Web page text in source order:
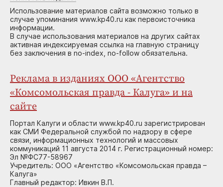
Использование материалов сайта возможно только в
случае упоминания www.kp40.ru как первоисточника
информации.
В случае использования материалов на других сайтах
активная индексируемая ссылка на главную страницу
без заключения в no-index, no-follow обязательна.
Реклама в изданиях ООО «Агентство
«Комсомольская правда - Калуга» и на
сайте
Портал Калуги и области www.kp40.ru зарегистрирован
как СМИ Федеральной службой по надзору в сфере
связи, информационных технологий и массовых
коммуникаций 11 августа 2014 г. Регистрационный номер:
Эл №ФС77-58967
Учредитель: ООО «Агентство «Комсомольская правда –
Калуга»
Главный редактор: Ивкин В.П.